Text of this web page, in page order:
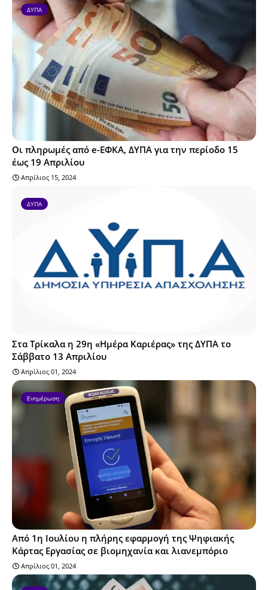
ΔΥΠΑ
Οι πληρωμές από e-ΕΦΚΑ, ΔΥΠΑ για την περίοδο 15
έως 19 Απριλίου
Απρίλιος 15, 2024
ΔΥΠΑ
Στα Τρίκαλα η 29η «Ημέρα Καριέρας» της ΔΥΠΑ το
Σάββατο 13 Απριλίου
Απρίλιος 01, 2024
Ενημέρωση
Από 1η Ιουλίου η πλήρης εφαρμογή της Ψηφιακής
Κάρτας Εργασίας σε βιομηχανία και λιανεμπόριο
Απρίλιος 01, 2024